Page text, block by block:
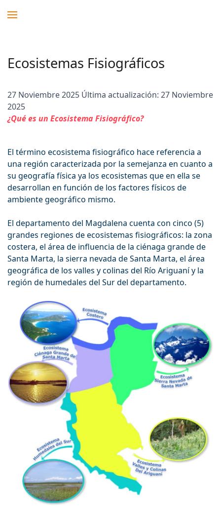
Ecosistemas Fisiográficos
27 Noviembre 2025 Última actualización: 27 Noviembre
2025
¿Qué es un Ecosistema Fisiográfico?
El término ecosistema fisiográfico hace referencia a
una región caracterizada por la semejanza en cuanto a
su geografía física ya los ecosistemas que en ella se
desarrollan en función de los factores físicos de
ambiente geográfico mismo.
El departamento del Magdalena cuenta con cinco (5)
grandes regiones de ecosistemas fisiográficos: la zona
costera, el área de influencia de la ciénaga grande de
Santa Marta, la sierra nevada de Santa Marta, el área
geográfica de los valles y colinas del Río Ariguaní y la
región de humedales del Sur del departamento.